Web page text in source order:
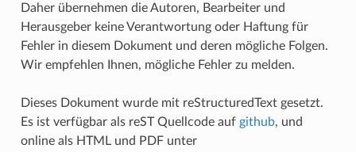
Daher übernehmen die Autoren, Bearbeiter und
Herausgeber keine Verantwortung oder Haftung für
Fehler in diesem Dokument und deren mögliche Folgen.
Wir empfehlen Ihnen, mögliche Fehler zu melden.
Dieses Dokument wurde mit reStructuredText gesetzt.
Es ist verfügbar als reST Quellcode auf github, und
online als HTML und PDF unter